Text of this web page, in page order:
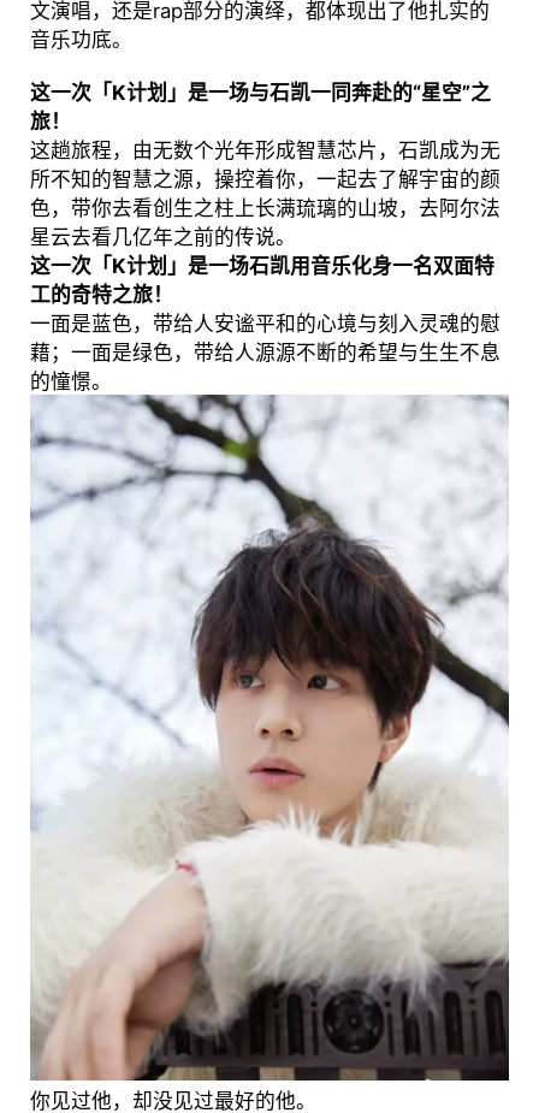
文演唱，还是rap部分的演绎，都体现出了他扎实的
音乐功底。
这一次「K计划」是一场与石凯一同奔赴的“星空”之
旅！
这趟旅程，由无数个光年形成智慧芯片，石凯成为无
所不知的智慧之源，操控着你，一起去了解宇宙的颜
色，带你去看创生之柱上长满琉璃的山坡，去阿尔法
星云去看几亿年之前的传说。
这一次「K计划」是一场石凯用音乐化身一名双面特
工的奇特之旅！
一面是蓝色，带给人安谧平和的心境与刻入灵魂的慰
藉；一面是绿色，带给人源源不断的希望与生生不息
的憧憬。
你见过他，却没见过最好的他。